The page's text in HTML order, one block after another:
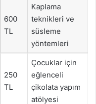
600
TL
Kaplama
teknikleri ve
süsleme
yöntemleri
250
TL
Çocuklar için
eğlenceli
çikolata yapım
atölyesi